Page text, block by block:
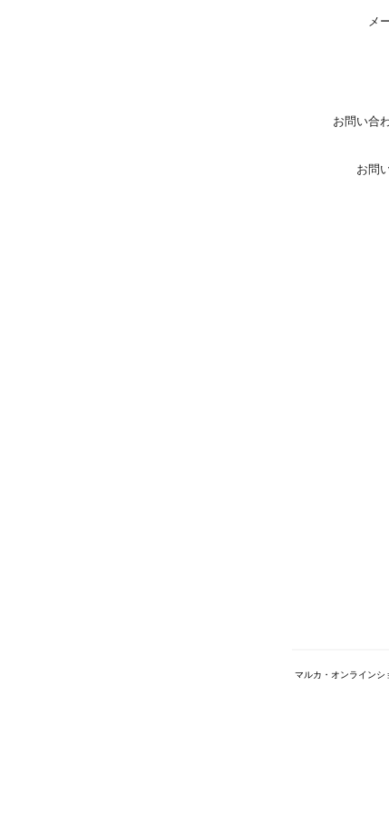
メ
お問い合
お問
マルカ・オンラインシ